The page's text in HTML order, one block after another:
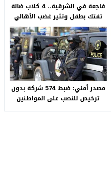
فاجعة في الشرقية.. 4 كلاب ضالة
تفتك بطفل وتثير غضب الأهالي
بالصالحية الجديدة
مصدر أمني: ضبط 574 شركة بدون
ترخيص للنصب على المواطنين